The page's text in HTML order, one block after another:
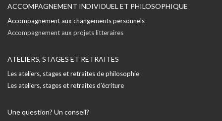
ACCOMPAGNEMENT INDIVIDUEL ET PHILOSOPHIQUE
Accompagnement aux changements personnels
Accompagnement aux projets litteraires
ATELIERS, STAGES ET RETRAITES
Les ateliers, stages et retraites de philosophie
Les ateliers, stages et retraites d’écriture
Une question? Un conseil?